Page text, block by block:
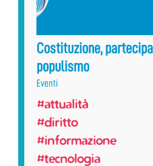
Costituzione,
populismo
Eventi
#attualità
#diritto
#informazione
#tecnologia